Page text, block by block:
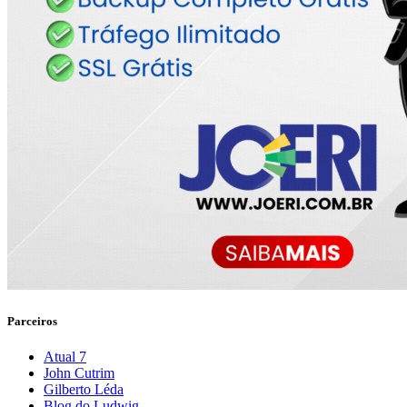
Parceiros
Atual 7
John Cutrim
Gilberto Léda